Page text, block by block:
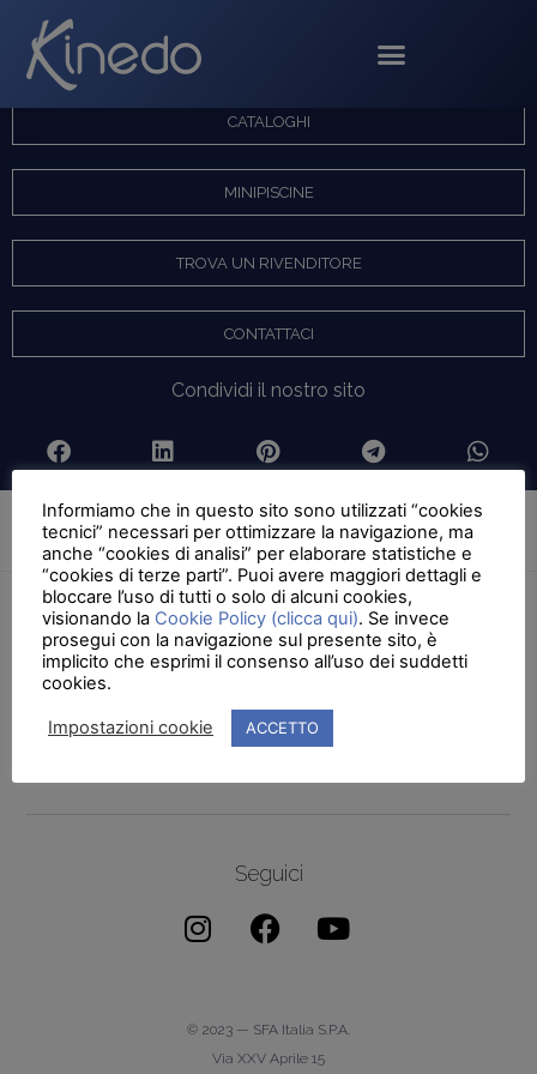
Bobina profilo vasca
CATALOGHI
MINIPISCINE
TROVA UN RIVENDITORE
CONTATTACI
Condividi il nostro sito
Seguici
© 2023 — SFA Italia S.p.A.
Via XXV Aprile 15
Informiamo che in questo sito sono utilizzati “cookies
tecnici” necessari per ottimizzare la navigazione, ma
anche “cookies di analisi” per elaborare statistiche e
“cookies di terze parti”. Puoi avere maggiori dettagli e
bloccare l’uso di tutti o solo di alcuni cookies,
visionando la Cookie Policy (clicca qui). Se invece
prosegui con la navigazione sul presente sito, è
implicito che esprimi il consenso all’uso dei suddetti
cookies.
Impostazioni cookie ACCETTO